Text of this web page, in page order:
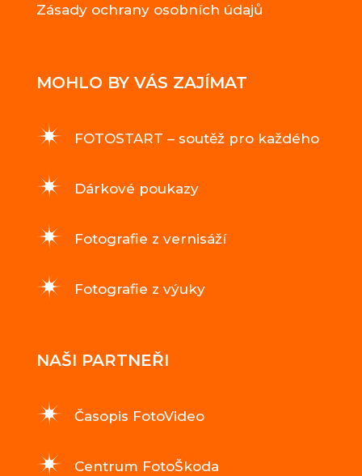
Zásady ochrany osobních údajů
MOHLO BY VÁS ZAJÍMAT
FOTOSTART – soutěž pro každého
Dárkové poukazy
Fotografie z vernisáží
Fotografie z výuky
NAŠI PARTNEŘI
Časopis FotoVideo
Centrum FotoŠkoda